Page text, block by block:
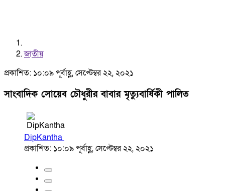
জাতীয়
প্রকাশিত: ১০:০৯ পূর্বাহ্ণ, সেপ্টেম্বর ২২, ২০২১
সাংবাদিক সোয়েব চৌধুরীর বাবার মৃত্যুবার্ষিকী পালিত
DipKantha
প্রকাশিত: ১০:০৯ পূর্বাহ্ণ, সেপ্টেম্বর ২২, ২০২১